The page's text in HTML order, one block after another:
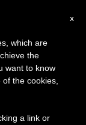
×
la pausa
de verano
el
x
which are
the
want to know
the cookies,
a link or